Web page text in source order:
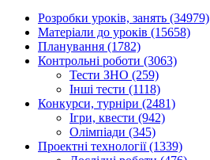
Розробки уроків, занять (34979)
Матеріали до уроків (15658)
Планування (1782)
Контрольні роботи (3063)
Тести ЗНО (259)
Інші тести (1118)
Конкурси, турніри (2481)
Ігри, квести (942)
Олімпіади (345)
Проектні технології (1339)